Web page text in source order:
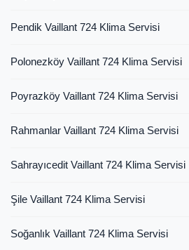
Pendik Vaillant 724 Klima Servisi
Polonezköy Vaillant 724 Klima Servisi
Poyrazköy Vaillant 724 Klima Servisi
Rahmanlar Vaillant 724 Klima Servisi
Sahrayıcedit Vaillant 724 Klima Servisi
Şile Vaillant 724 Klima Servisi
Soğanlık Vaillant 724 Klima Servisi